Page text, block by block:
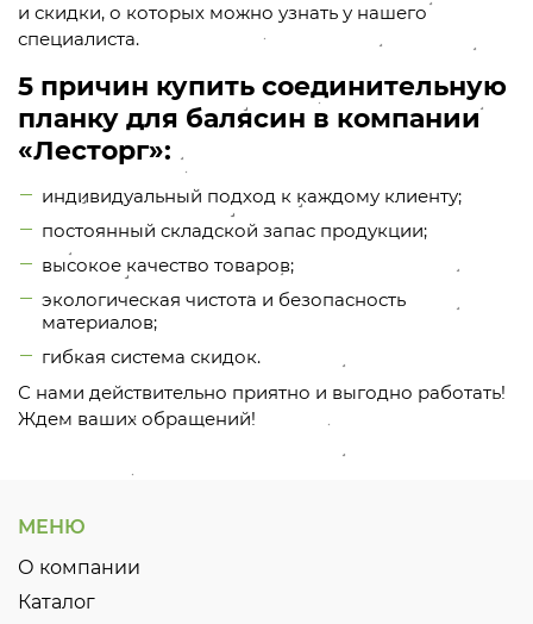
и скидки, о которых можно узнать у нашего
специалиста.
5 причин купить соединительную
планку для балясин в компании
«Лесторг»:
индивидуальный подход к каждому клиенту;
постоянный складской запас продукции;
высокое качество товаров;
экологическая чистота и безопасность
материалов;
гибкая система скидок.
С нами действительно приятно и выгодно работать!
Ждем ваших обращений!
МЕНЮ
О компании
Каталог